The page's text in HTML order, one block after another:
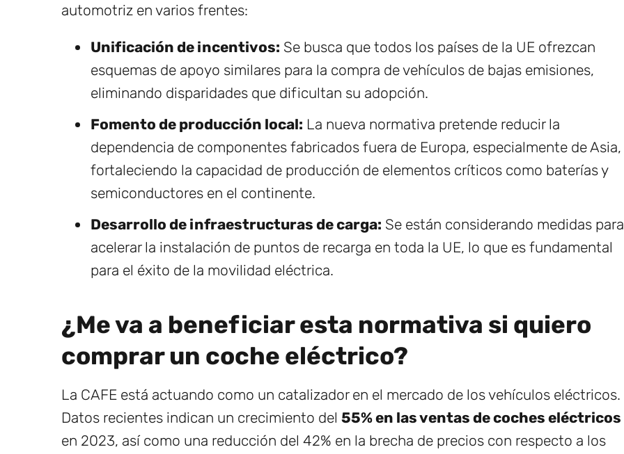
automotriz en varios frentes:
Unificación de incentivos: Se busca que todos los países de la UE ofrezcan
esquemas de apoyo similares para la compra de vehículos de bajas emisiones,
eliminando disparidades que dificultan su adopción.
Fomento de producción local: La nueva normativa pretende reducir la
dependencia de componentes fabricados fuera de Europa, especialmente de Asia,
fortaleciendo la capacidad de producción de elementos críticos como baterías y
semiconductores en el continente.
Desarrollo de infraestructuras de carga: Se están considerando medidas para
acelerar la instalación de puntos de recarga en toda la UE, lo que es fundamental
para el éxito de la movilidad eléctrica.
¿Me va a beneficiar esta normativa si quiero
comprar un coche eléctrico?
La CAFE está actuando como un catalizador en el mercado de los vehículos eléctricos.
Datos recientes indican un crecimiento del 55% en las ventas de coches eléctricos
en 2023, así como una reducción del 42% en la brecha de precios con respecto a los